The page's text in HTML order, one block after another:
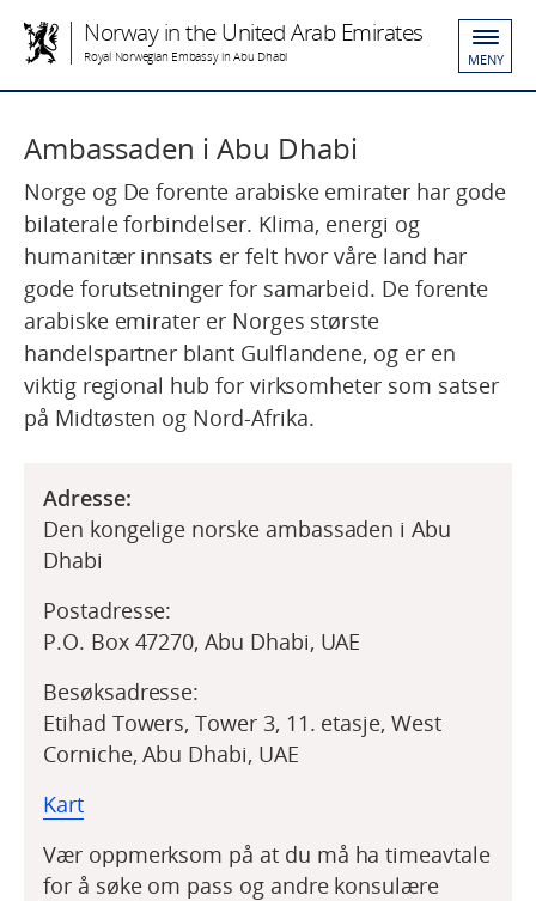
Norway in the United Arab Emirates
Royal Norwegian Embassy in Abu Dhabi MENY
Ambassaden i Abu Dhabi
Norge og De forente arabiske emirater har gode
bilaterale forbindelser. Klima, energi og
humanitær innsats er felt hvor våre land har
gode forutsetninger for samarbeid. De forente
arabiske emirater er Norges største
handelspartner blant Gulflandene, og er en
viktig regional hub for virksomheter som satser
på Midtøsten og Nord-Afrika.
Adresse:
Den kongelige norske ambassaden i Abu
Dhabi
Postadresse:
P.O. Box 47270, Abu Dhabi, UAE
Besøksadresse:
Etihad Towers, Tower 3, 11. etasje, West
Corniche, Abu Dhabi, UAE
Kart
Vær oppmerksom på at du må ha timeavtale
for å søke om pass og andre konsulære